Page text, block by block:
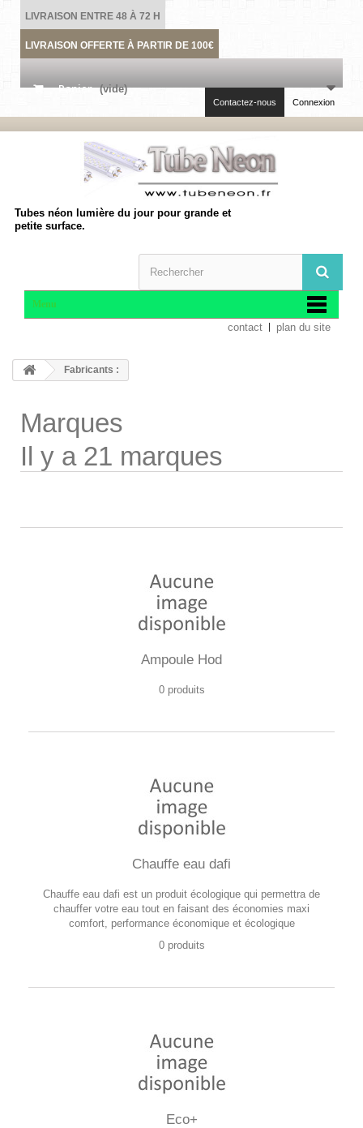
LIVRAISON ENTRE 48 À 72 H
LIVRAISON OFFERTE À PARTIR DE 100€
Panier (vide)
Connexion
Contactez-nous
Tubes néon lumière du jour pour grande et
petite surface.
Menu
contact plan du site
Fabricants :
Marques
Il y a 21 marques
Ampoule Hod
0 produits
Chauffe eau dafi
Chauffe eau dafi est un produit écologique qui permettra de
chauffer votre eau tout en faisant des économies maxi
comfort, performance économique et écologique
0 produits
Eco+